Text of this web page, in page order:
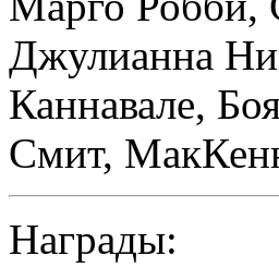
Джулианна
Каннавале,
Смит,
Награды: